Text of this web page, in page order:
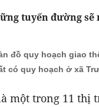
tuyến đường
đồ quy hoạch giao
có quy hoạch ở xã
một trong 11 thị